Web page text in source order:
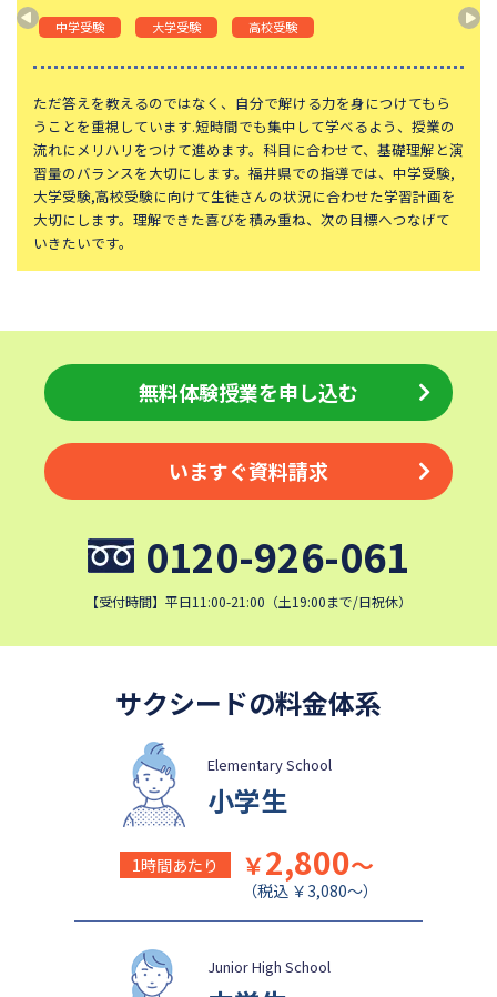
神奈川大学附属中学校
大宮開成中学校
法政大学第二中学校
品川女子学院中等部
東京都立桜修館中等教育学校
学習院中等科
頌栄女子学院中学校
田園調布学園中等部
江戸川学園取手中学校
山脇学園中学校
恵泉女学園中学校
千代田区立九段中等教育学校
大妻中学校
淑徳中学校
昭和女子大学附属昭和中学校
細田学園中学校
帝京大学中学校
国府台女子学院中学部
埼玉栄中学校
城北埼玉中学校
日本大学中学校
麗澤中学校
同志社香里中学校
星野学園中学校
昭和学院中学校
東京女学館中学校
目黒日本大学中学校
関東学院中学校
帝塚山学院中学校
成蹊中学校
清泉女学院中学校
横浜国立大学教育学部附属横
実践女子学園中学校
成城学園中学校
日本大学豊山中学校
中学受験 大学受験 高校受験
ただ答えを教えるのではなく、自分で解ける力を身につけてもら
うことを重視しています.短時間でも集中して学べるよう、授業の
流れにメリハリをつけて進めます。科目に合わせて、基礎理解と演
習量のバランスを大切にします。福井県での指導では、中学受験,
大学受験,高校受験に向けて生徒さんの状況に合わせた学習計画を
大切にします。理解できた喜びを積み重ね、次の目標へつなげて
いきたいです。
無料体験授業を申し込む
いますぐ資料請求
0120-926-061
【受付時間】平日11:00-21:00（土19:00まで/日祝休）
サクシードの料金体系
Elementary School
小学生
1時間あたり ￥2,800～
（税込 ￥3,080～）
Junior High School